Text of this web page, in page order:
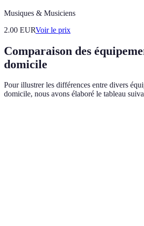
Musiques & Musiciens
2.00 EURVoir le prix
Comparaison des
domicile
Pour illustrer les différences entre divers
domicile, nous avons élaboré le tableau